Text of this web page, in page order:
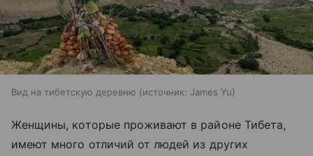
Вид на тибетскую деревню источник: James Yu
Женщины, которые проживают в районе Тибета,
имеют много отличий от людей из других